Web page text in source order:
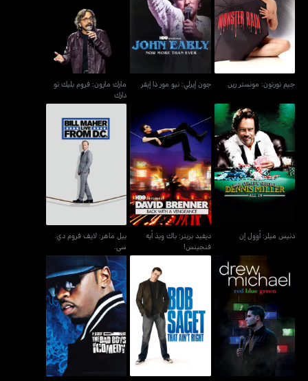
جيم نورتون: مونستر رين
جيم نورتون: مونستر رين
جون إيرلي: نيو مور ذا إيفر
جون إيرلي: نيو مور ذا إيفر
مارك مارون: فروم بليك تو
دارك
مارك مارون: فروم بليك تو
دارك
دنيس ميلر: أوول إن
دنيس ميلر: أوول إن
ديفيد برينر: باك ويذ أيه
فنجينس!
ديفيد برينر: باك ويذ أيه
فنجينس!
بيل ماهر: لايف فروم دي.
سي.
بيل ماهر: لايف فروم دي.
سي.
درو مايكل: ريد، غرين & بلو بوب ساغيت: ذات آينت رايت
بي ديدي بريزينتس باد بويز
أوف كوميدي